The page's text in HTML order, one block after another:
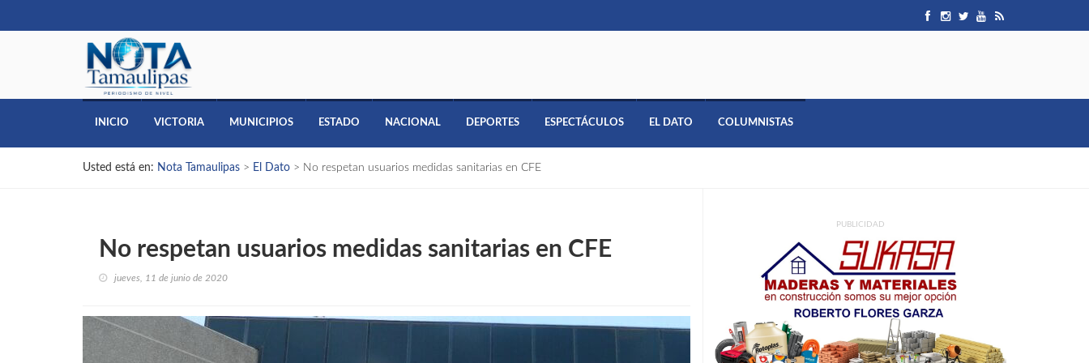
INICIO VICTORIA MUNICIPIOS ESTADO NACIONAL DEPORTES ESPECTÁCULOS EL DATO COLUMNISTAS
Usted está en: Nota Tamaulipas > El Dato > No respetan usuarios medidas sanitarias en CFE
No respetan usuarios medidas sanitarias en CFE
jueves, 11 de junio de 2020
PUBLICIDAD